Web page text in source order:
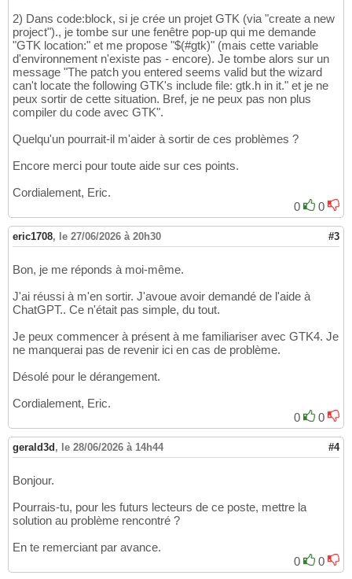
2) Dans code:block, si je crée un projet GTK (via "create a new
project")., je tombe sur une fenêtre pop-up qui me demande
"GTK location:" et me propose "$(#gtk)" (mais cette variable
d'environnement n'existe pas - encore). Je tombe alors sur un
message "The patch you entered seems valid but the wizard
can't locate the following GTK's include file: gtk.h in it." et je ne
peux sortir de cette situation. Bref, je ne peux pas non plus
compiler du code avec GTK".
Quelqu'un pourrait-il m'aider à sortir de ces problèmes ?
Encore merci pour toute aide sur ces points.
Cordialement, Eric.
0
0
eric1708, le 27/06/2026 à 20h30 #3
Bon, je me réponds à moi-même.
J'ai réussi à m'en sortir. J'avoue avoir demandé de l'aide à
ChatGPT.. Ce n'était pas simple, du tout.
Je peux commencer à présent à me familiariser avec GTK4. Je
ne manquerai pas de revenir ici en cas de problème.
Désolé pour le dérangement.
Cordialement, Eric.
0
0
gerald3d , le 28/06/2026 à 14h44 #4
Bonjour.
Pourrais-tu, pour les futurs lecteurs de ce poste, mettre la
solution au problème rencontré ?
En te remerciant par avance.
0
0